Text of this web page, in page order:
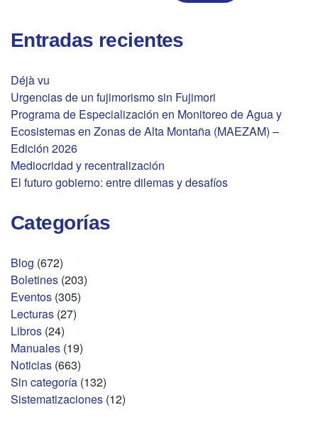
Entradas recientes
Déjà vu
Urgencias de un fujimorismo sin Fujimori
Programa de Especialización en Monitoreo de Agua y
Ecosistemas en Zonas de Alta Montaña (MAEZAM) –
Edición 2026
Mediocridad y recentralización
El futuro gobierno: entre dilemas y desafíos
Categorías
Blog (672)
Boletines (203)
Eventos (305)
Lecturas (27)
Libros (24)
Manuales (19)
Noticias (663)
Sin categoría (132)
Sistematizaciones (12)